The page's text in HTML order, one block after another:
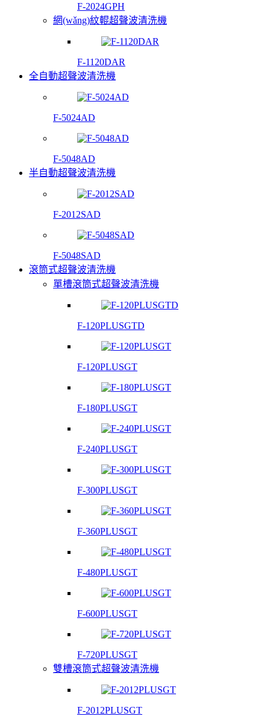
F-2024GPH
網(wǎng)紋輥超聲波清洗機
F-1120DAR
全自動超聲波清洗機
F-5024AD
F-5048AD
半自動超聲波清洗機
F-2012SAD
F-5048SAD
滾筒式超聲波清洗機
單槽滾筒式超聲波清洗機
F-120PLUSGTD
F-120PLUSGT
F-180PLUSGT
F-240PLUSGT
F-300PLUSGT
F-360PLUSGT
F-480PLUSGT
F-600PLUSGT
F-720PLUSGT
雙槽滾筒式超聲波清洗機
F-2012PLUSGT